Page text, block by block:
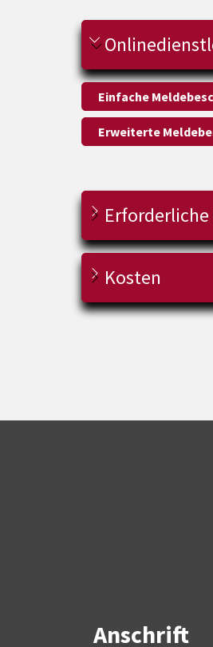
Einfache
Erweiterte
Kosten
Anschrift